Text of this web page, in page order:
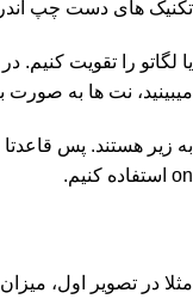
تکنیک های دست چپ آندره
یا لگاتو را تقویت کنیم.
میبینید، نت ها به صورت
on استفاده کنیم.
مثلا در تصویر اول،